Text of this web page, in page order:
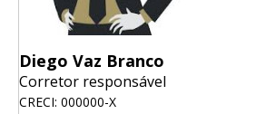
Diego Vaz Branco
Corretor responsável
CRECI: 000000-X